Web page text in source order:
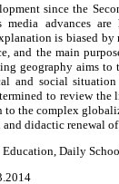
since the
media advances
is biased
and the main
geography aims
and social
to review the
the complex
didactic renewal
Daily